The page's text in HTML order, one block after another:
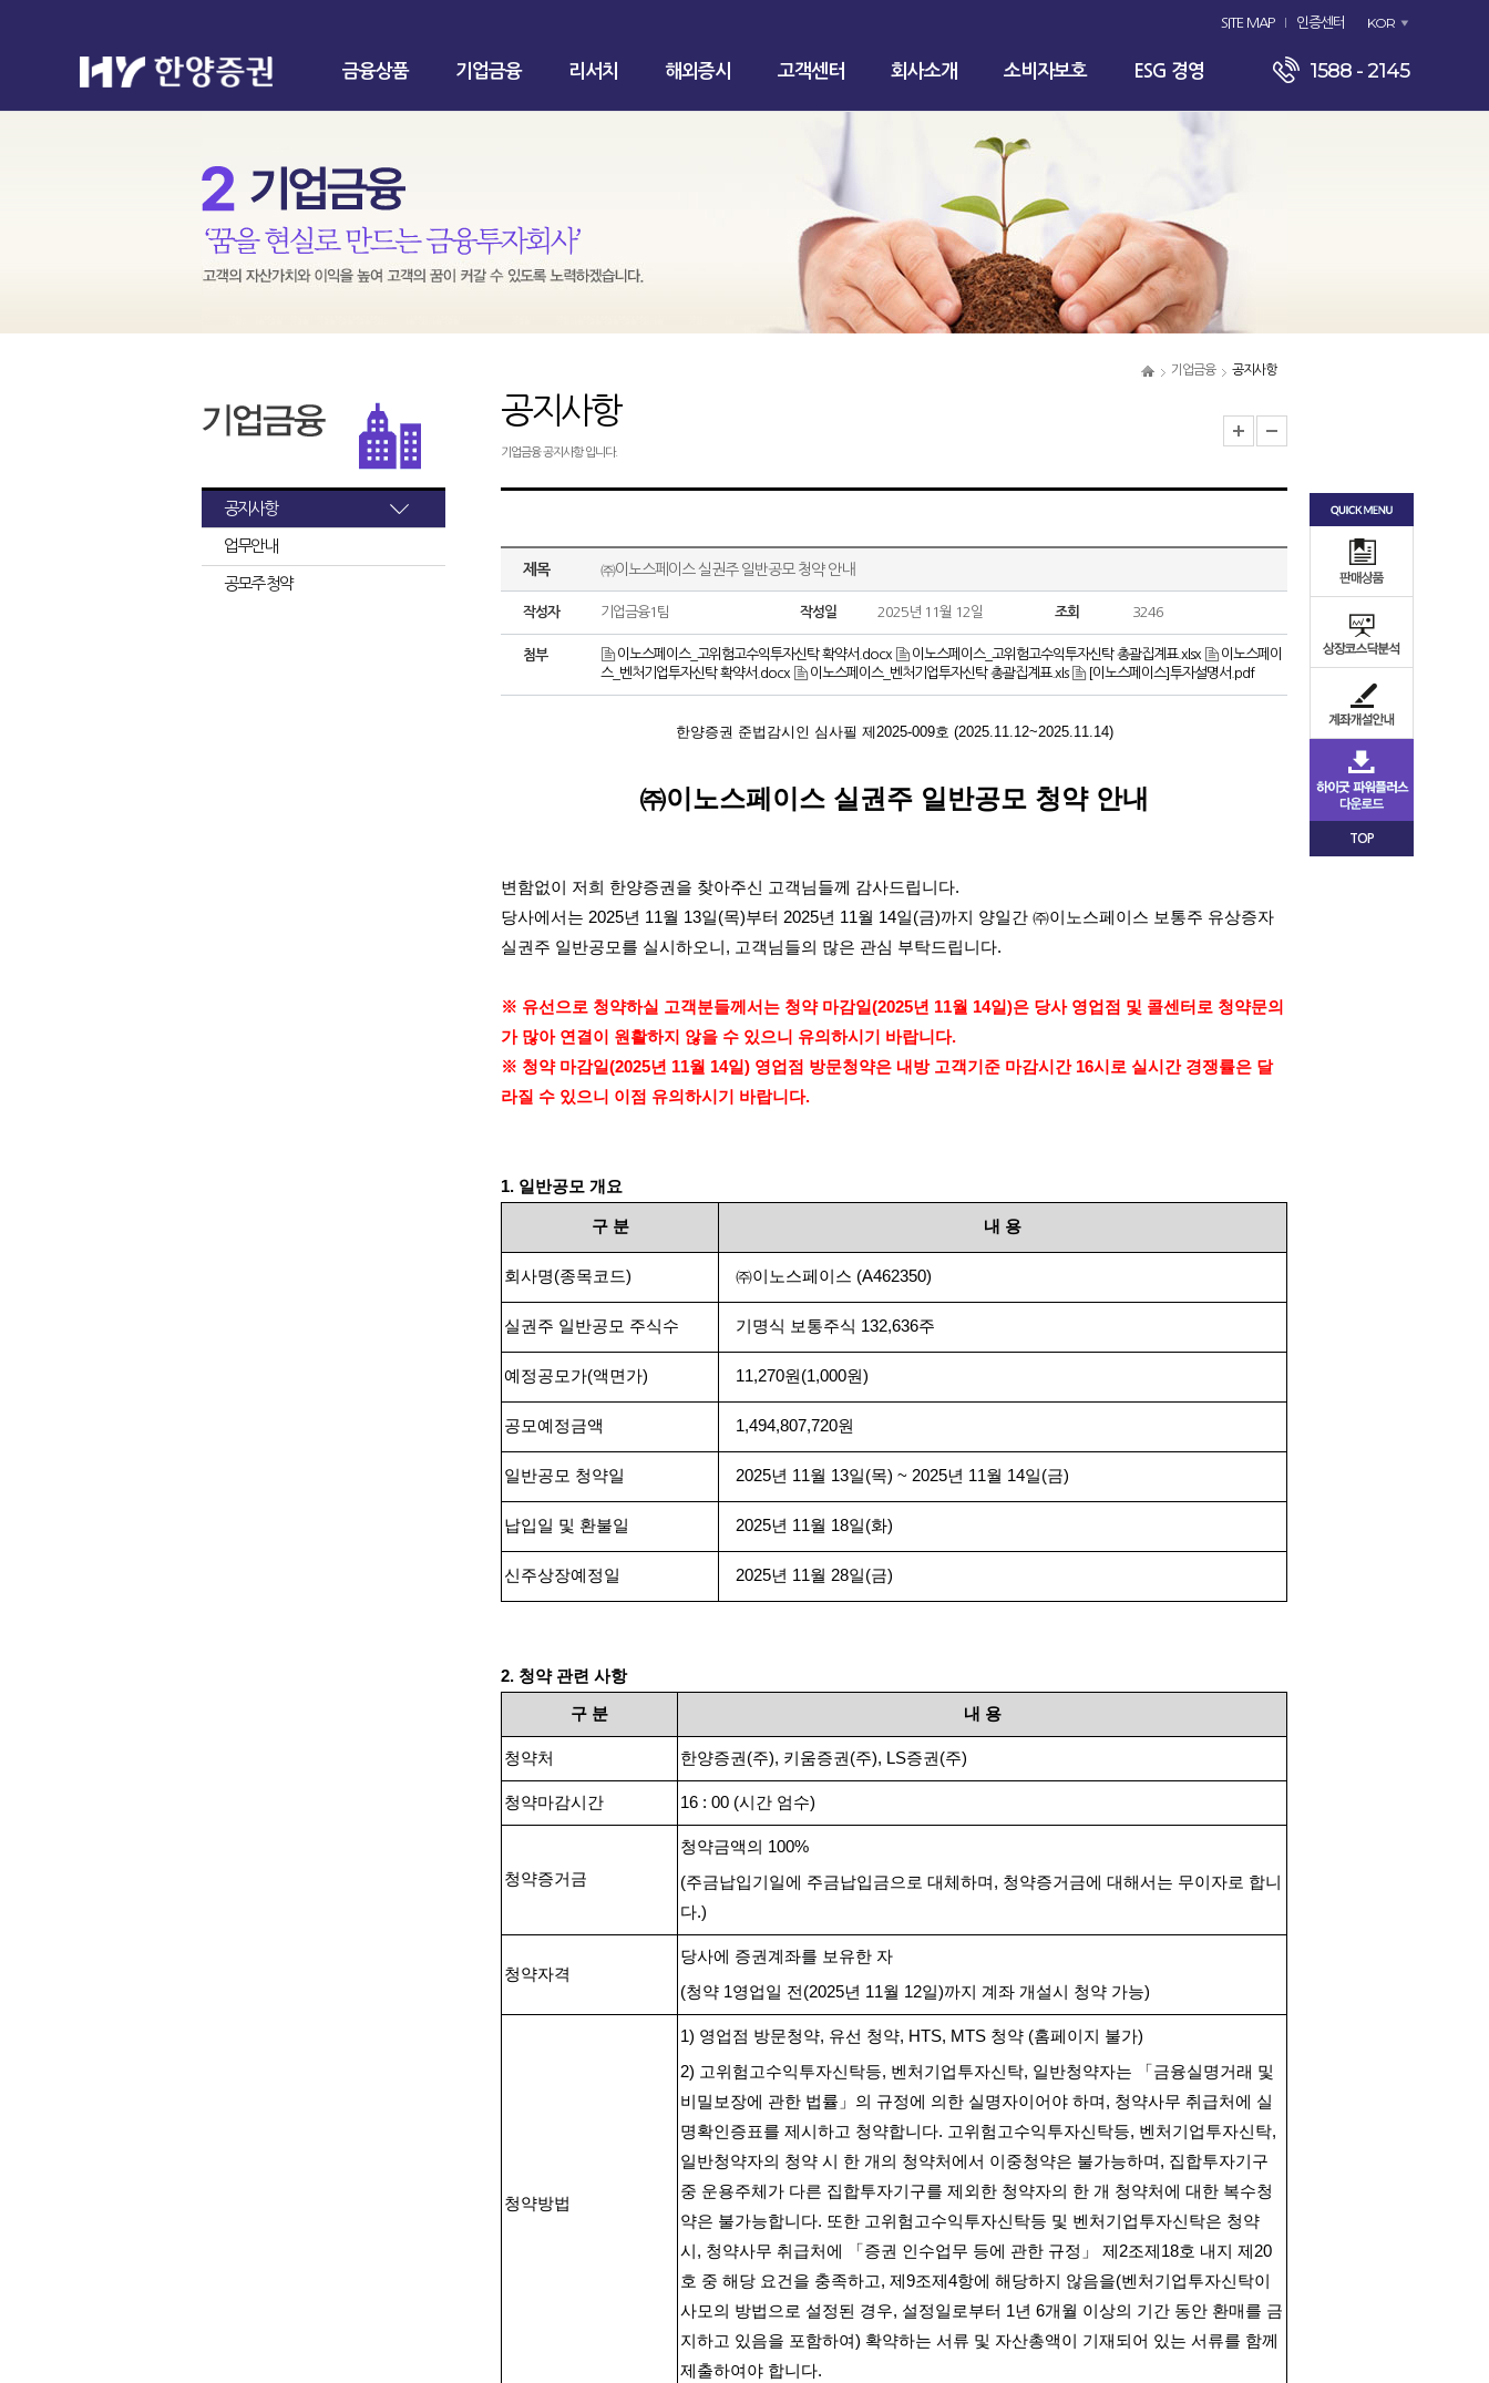
SITE MAP 인증센터 KOR
금융상품 기업금융 리서치 해외증시 고객센터 회사소개 소비자보호 ESG 경영 1588 - 2145
기업금융 공지사항
공지사항
업무안내
공모주 청약
공지사항
기업금융 공지사항 입니다.
제목 ㈜이노스페이스 실권주 일반공모 청약 안내
작성자 기업금융1팀 작성일 2025년 11월 12일 조회 3246
첨부 이노스페이스_고위험고수익투자신탁 확약서.docx 이노스페이스_고위험고수익투자신탁 총괄집계표.xlsx
이노스페이
스_벤처기업투자신탁 확약서.docx
이노스페이스_벤처기업투자신탁 총괄집계표.xls [이노스페이스]투자설명서.pdf
한양증권 준법감시인 심사필 제2025-009호 (2025.11.12~2025.11.14)
㈜이노스페이스 실권주 일반공모 청약 안내
변함없이 저희 한양증권을 찾아주신 고객님들께 감사드립니다.
당사에서는 2025년 11월 13일(목)부터 2025년 11월 14일(금)까지 양일간 ㈜이노스페이스 보통주 유상증자
실권주 일반공모를 실시하오니 , 고객님들의 많은 관심 부탁드립니다.
※ 유선으로 청약하실 고객분들께서는 청약 마감일(2025년 11월 14일)은 당사 영업점 및 콜센터로 청약문의
가 많아 연결이 원활하지 않을 수 있으니 유의하시기 바랍니다.
※ 청약 마감일(2025년 11월 14일) 영업점 방문청약은 내방 고객기준 마감시간16시로 실시간 경쟁률은 달
라질 수 있으니 이점 유의하시기 바랍니다.
1. 일반공모 개요
구 분 내 용
회사명(종목코드) ㈜이노스페이스 (A462350)
실권주 일반공모 주식수 기명식 보통주식 132,636주
예정공모가(액면가) 11,270원 (1,000원)
공모예정금액 1,494,807,720원
일반공모 청약일 2025년 11월 13일(목) ~ 2025년 11월 14일(금)
납입일 및 환불일 2025년 11월 18일(화)
신주상장예정일 2025년 11월 28일(금)
2. 청약 관련 사항
구 분 내 용
청약처 한양증권 (주), 키움증권 (주), LS증권 (주)
청약마감시간 16 : 00 (시간 엄수)
청약증거금
청약금액의 100%
(주금납입기일에 주금납입금으로 대체하며 , 청약증거금에 대해서는 무이자로 합니
다.)
청약자격
당사에 증권계좌를 보유한 자
(청약1영업일 전 (2025년 11월 12일)까지 계좌 개설시 청약 가능)
청약방법
1) 영업점 방문청약, 유선 청약, HTS, MTS 청약(홈페이지 불가)
2) 고위험고수익투자신탁등, 벤처기업투자신탁, 일반청약자는 「금융실명거래 및
비밀보장에 관한 법률」의 규정에 의한 실명자이어야 하며 , 청약사무 취급처에 실
명확인증표를 제시하고 청약합니다. 고위험고수익투자신탁등, 벤처기업투자신탁,
일반청약자의 청약 시 한 개의 청약처에서 이중청약은 불가능하며 , 집합투자기구
중 운용주체가 다른 집합투자기구를 제외한 청약자의 한 개 청약처에 대한 복수청
약은 불가능합니다. 또한 고위험고수익투자신탁등 및 벤처기업투자신탁은 청약
시 , 청약사무 취급처에 「증권 인수업무 등에 관한 규정」 제 2조제 18호 내지 제 20
호 중 해당 요건을 충족하고, 제 9조제 4항에 해당하지 않음을(벤처기업투자신탁이
사모의 방법으로 설정된 경우, 설정일로부터 1년 6개월 이상의 기간 동안 환매를 금
지하고 있음을 포함하여) 확약하는 서류 및 자산총액이 기재되어 있는 서류를 함께
제출하여야 합니다.
TOP